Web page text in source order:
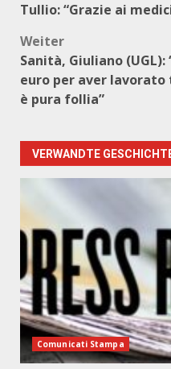
Tullio: “Grazie ai
Weiter
Sanità, Giuliano
euro per aver lavorato
è pura follia”
VERWANDTE
Comunicati Stampa